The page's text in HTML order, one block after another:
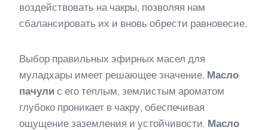
воздействовать на чакры, позволяя нам
сбалансировать их и вновь обрести равновесие.
Выбор правильных эфирных масел для
муладхары имеет решающее значение. Масло
пачули с его теплым, землистым ароматом
глубоко проникает в чакру, обеспечивая
ощущение заземления и устойчивости. Масло